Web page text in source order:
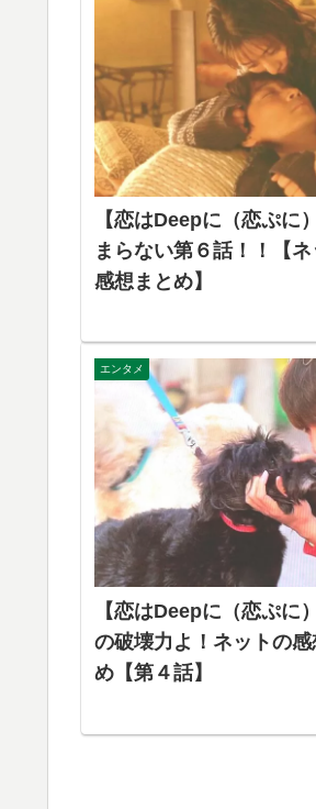
【恋はDeepに（恋ぷに
まらない第６話！！【
感想まとめ】
エンタメ
【恋はDeepに（恋ぷに
の破壊力よ！ネットの
め【第４話】